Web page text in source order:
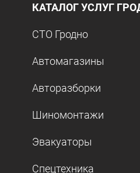
КАТАЛОГ УСЛУГ
СТО Гродно
Автомагазины
Авторазборки
Шиномонтажи
Эвакуаторы
Спецтехника